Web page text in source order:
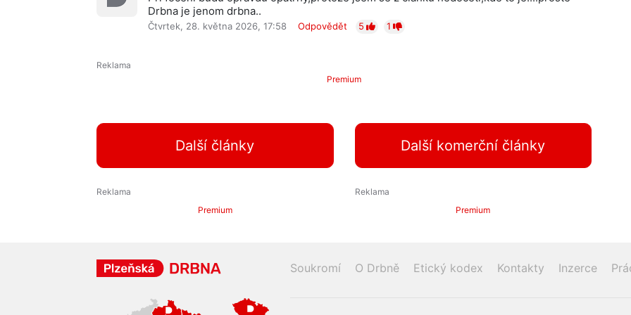
Drbna je jenom drbna..
Čtvrtek, 28. května 2026, 17:58 Odpovědět 5 1
Premium
Další články Další komerční články
Premium Premium
Soukromí O Drbně Etický kodex Kontakty Inzerce